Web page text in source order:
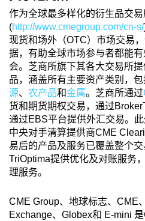
作为全球最多样化的衍生品交
(http://www.cmegroup.com/cn-s/
现货和场外（OTC）市场交易
据，有助全球市场参与者都能
会。芝商所旗下其各大交易所
品，涵盖所有主要资产类别，包
源、 农产品和金属。芝商所通过
货和期货期权交易，通过
通过EBS平台提供外汇交易。
中央对手清算提供商CME
易后的产品及服务已覆盖整个
TriOptima提供优化及对账服务
理服务。
CME Group、地球标志、CME
Exchange、Globex和 E-mini